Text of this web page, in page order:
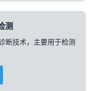
测
断技术，主要用于检测